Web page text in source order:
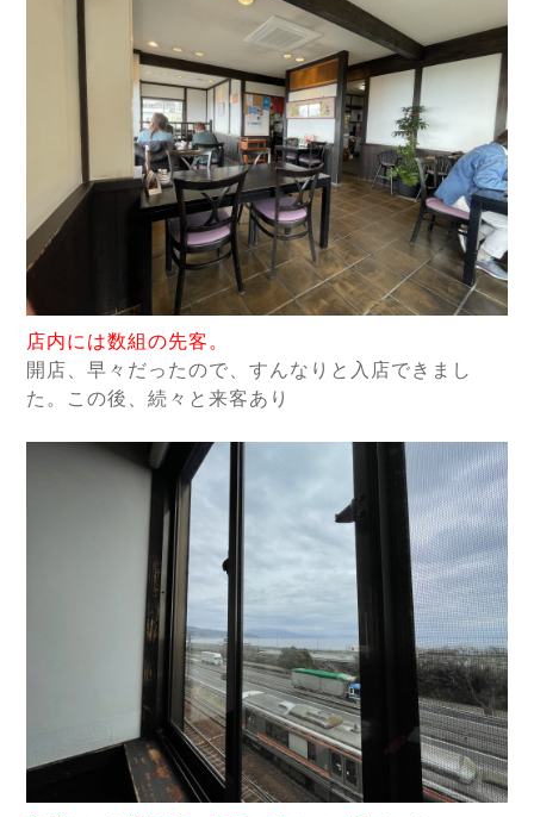
店内には数組の先客。
開店、早々だったので、すんなりと入店できまし
た。この後、続々と来客あり